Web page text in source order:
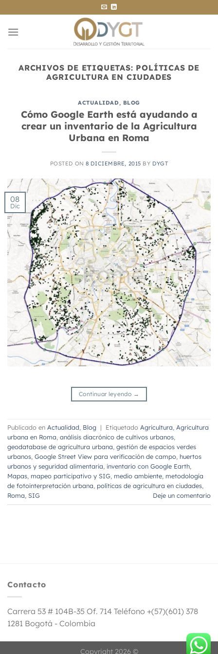
al
contenido
ARCHIVOS DE ETIQUETAS: POLÍTICAS DE
AGRICULTURA EN CIUDADES
ACTUALIDAD, BLOG
Cómo Google Earth está ayudando a
crear un inventario de la Agricultura
Urbana en Roma
POSTED ON8 DICIEMBRE, 2015 BY DYGT
08
Dic
Continuar leyendo →
Publicado en Actualidad, Blog | Etiquetado Agricultura, Agricultura
urbana en Roma, análisis diacrónico de cultivos urbanos,
geodatabase de agricultura urbana, gestión de espacios verdes
urbanos, Google Street View para verificación de campo, huertos
urbanos y seguridad alimentaria, inventario con Google Earth,
Mapas, mapeo participativo y SIG, medio ambiente, metodología
de fotointerpretación urbana, políticas de agricultura en ciudades,
Roma, SIG Deje un comentario
Contacto
Carrera 53 # 104B-35 Of. 714 Teléfono +(57)(601) 378
1281 Bogotá - Colombia
Copyright 2026 ©